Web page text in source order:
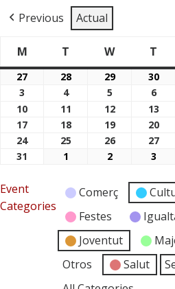
Previous
Actual
M
Dilluns
T Dimarts
WDimecres
T
27 27/07/2026
28 28/07/2026
2929/07/2026
30
3
03/08/2026
404/08/2026
5 05/08/2026
6
10 10/08/2026
11 11/08/2026
12 12/08/2026
13
17 17/08/2026
18 18/08/2026
19 19/08/2026
20
24 24/08/2026
25 25/08/2026
26 26/08/2026
27
31
31/08/2026
1 01/09/2026
2 02/09/2026
3
Event
Categories
Comerç
Festes
Joventut
Otros
Salut